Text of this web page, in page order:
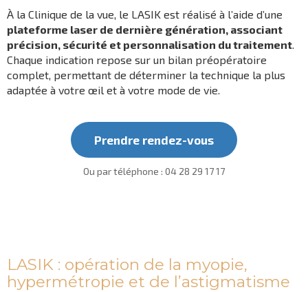
À la Clinique de la vue, le LASIK est réalisé à l’aide d’une
plateforme laser de dernière génération, associant
précision, sécurité et personnalisation du traitement.
Chaque indication repose sur un bilan préopératoire
complet, permettant de déterminer la technique la plus
adaptée à votre œil et à votre mode de vie.
Prendre rendez-vous
Ou par téléphone : 04 28 29 17 17
LASIK : opération de la myopie,
hypermétropie et de l’astigmatisme